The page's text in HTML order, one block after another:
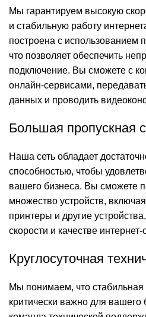
Мы гарантируем высокую
и стабильную работу
построена с использованием
что позволяет обеспечить
подключение. Вы сможете с
онлайн-сервисами,
данных и проводить
Большая пропускная
Наша сеть обладает
способностью, чтобы
вашего бизнеса. Вы сможете
множество устройств,
принтеры и другие
скорости и качестве
Круглосуточная
Мы понимаем, что
критически важно для